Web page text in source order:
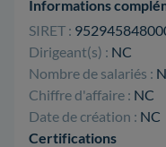
Informations
SIRET :
Dirigeant(s) : NC
Nombre de salariés :
Chiffre d'affaire : NC
Date de création : NC
Certifications